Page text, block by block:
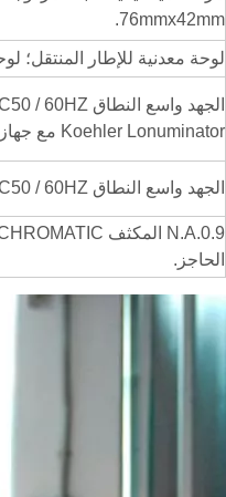
76mmx42mm.
لوحة معدنية للإطار المنتقل؛
Koehler Lonuminator مع جهاز إضاءة مائل، حقل مركز قابل للتعديل ومركز الحجاب الحاجز
الجهد واسع النطاق 100V-240V_AC50 / 60HZ، منزل المصباح المنقول مع LED 5W واحد، لون دافئ.
الحاجز.